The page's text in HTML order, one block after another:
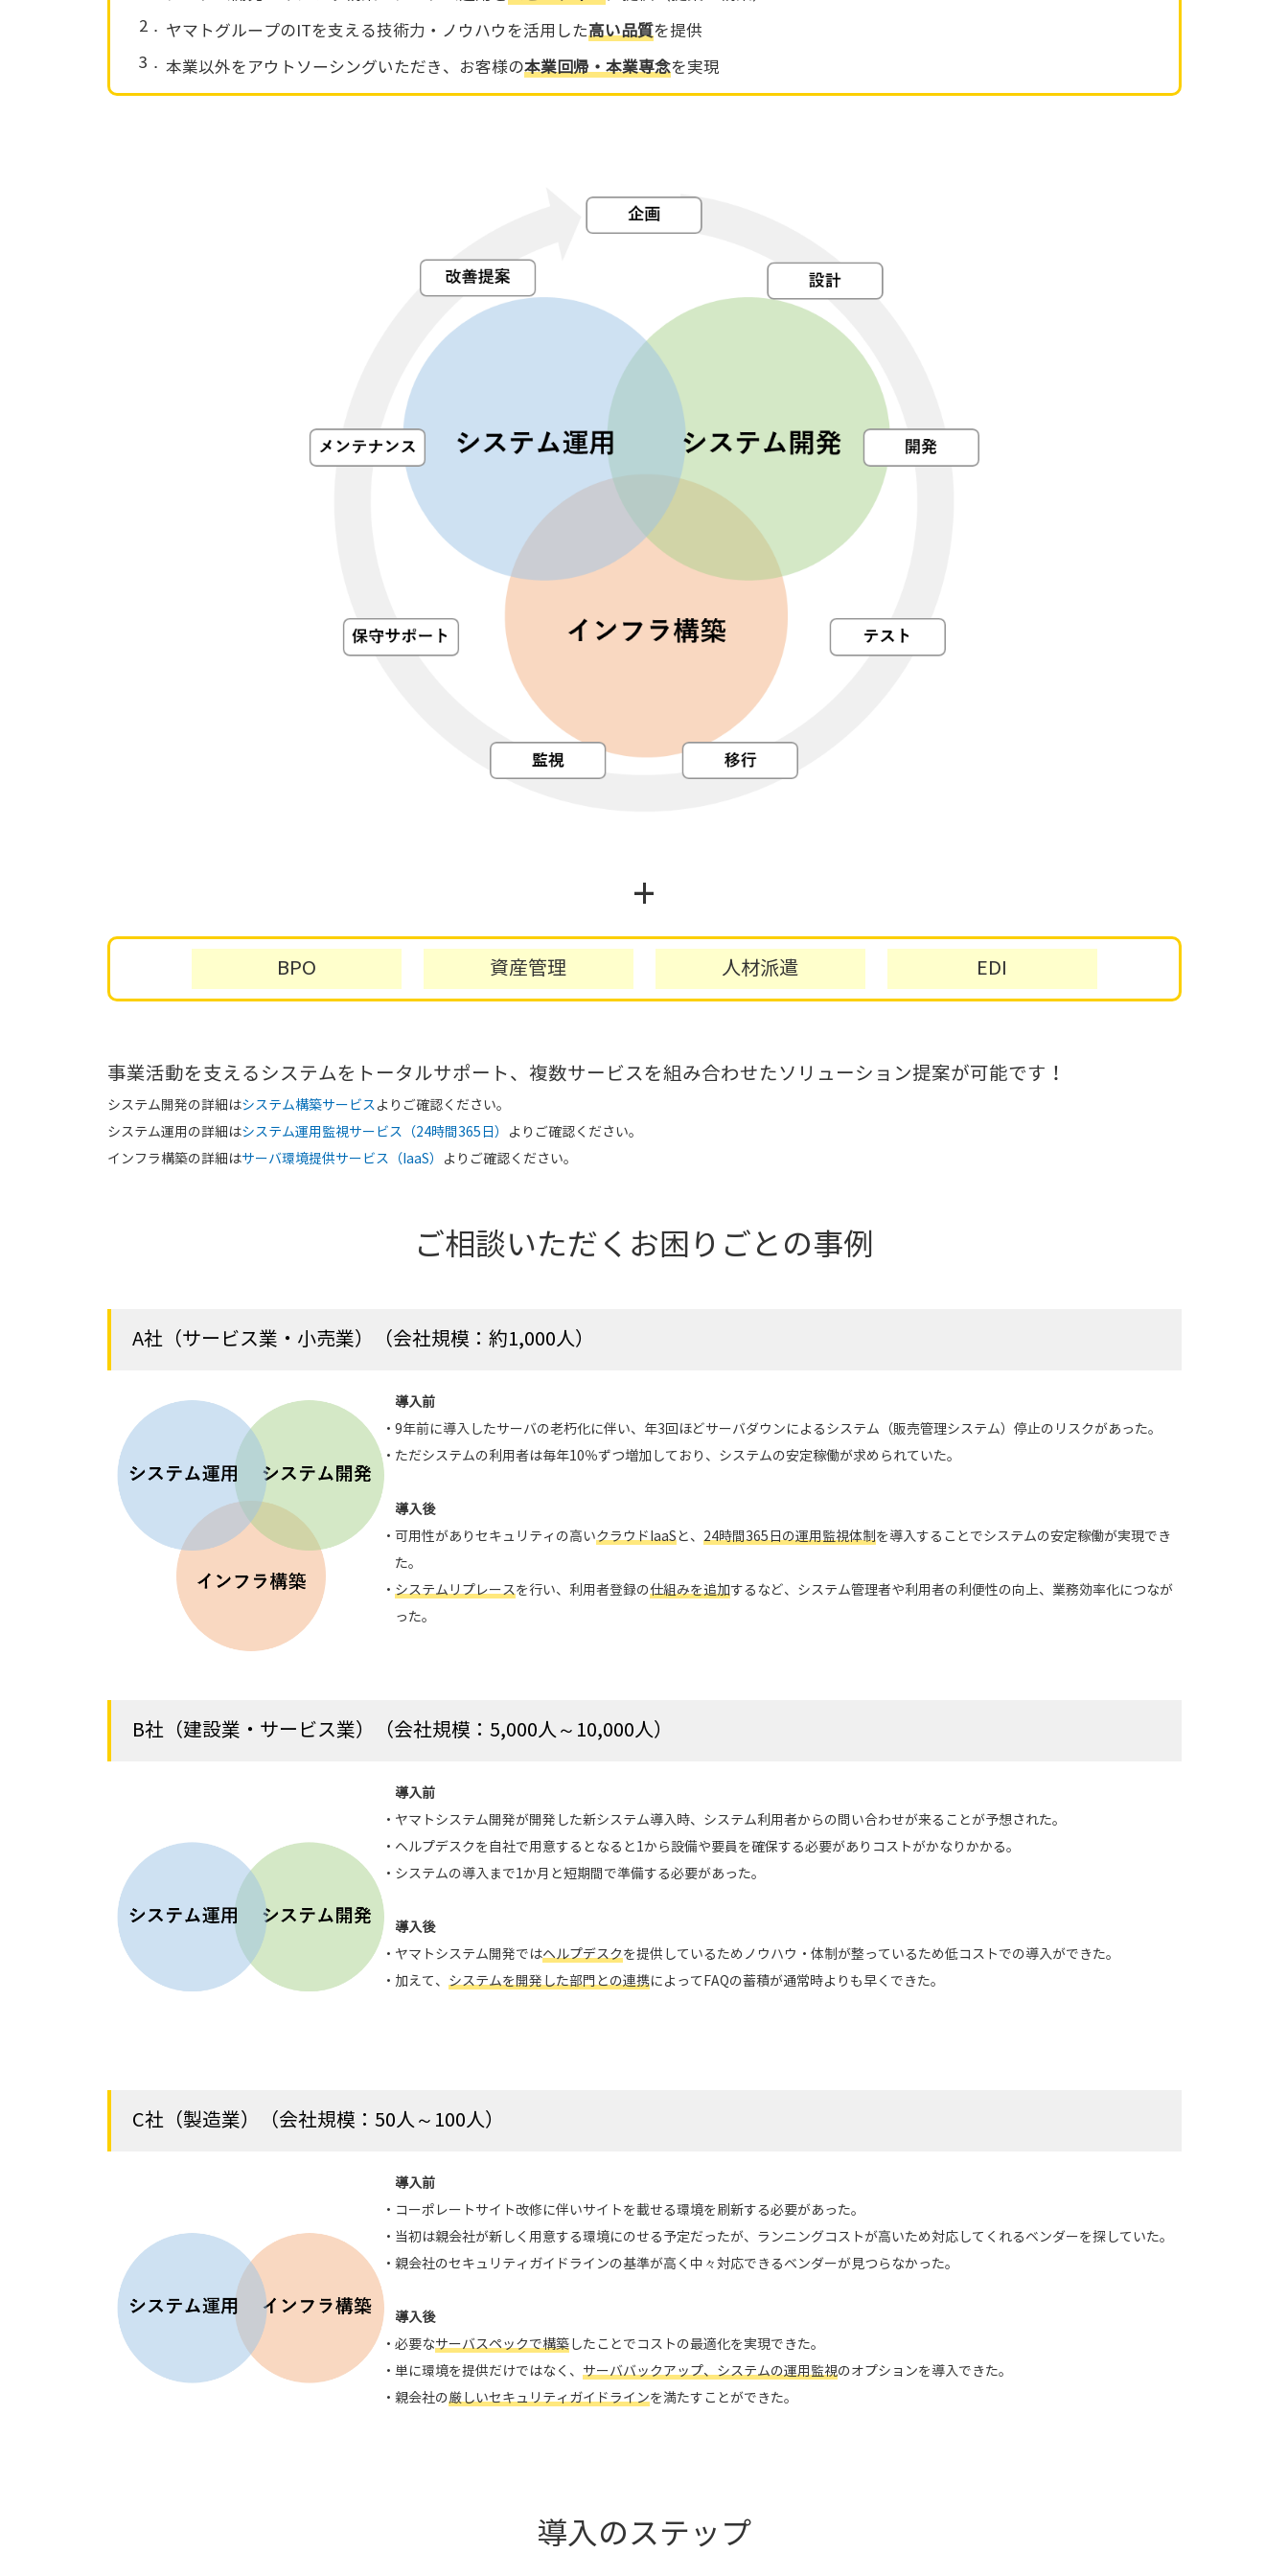
2． ヤマトグループのITを支える技術力・ノウハウを活用した高い品質を提供
3． 本業以外をアウトソーシングいただき、お客様の本業回帰・本業専念を実現
+
BPO 資産管理 人材派遣 EDI
事業活動を支えるシステムをトータルサポート、複数サービスを組み合わせたソリューション提案が可能です！
システム開発の詳細はシステム構築サービスよりご確認ください。
システム運用の詳細はシステム運用監視サービス（24時間365日）
よりご確認ください。
インフラ構築の詳細はサーバ環境提供サービス（IaaS） よりご確認ください。
ご相談いただくお困りごとの事例
A社（サービス業・小売業）（会社規模：約1,000人）
導入前
・9年前に導入したサーバの老朽化に伴い、年3回ほどサーバダウンによるシステム（販売管理システム）停止のリスクがあった。
・ただシステムの利用者は毎年10％ずつ増加しており、システムの安定稼働が求められていた。
導入後
・可用性がありセキュリティの高いクラウドIaaSと、 24時間365日の運用監視体制を導入することでシステムの安定稼働が実現でき
た。
・ システムリプレースを行い、利用者登録の仕組みを追加するなど、システム管理者や利用者の利便性の向上、業務効率化につなが
った。
B社（建設業・サービス業）（会社規模：5,000人～10,000人）
導入前
・ヤマトシステム開発が開発した新システム導入時、システム利用者からの問い合わせが来ることが予想された。
・ヘルプデスクを自社で用意するとなると1から設備や要員を確保する必要がありコストがかなりかかる。
・システムの導入まで1か月と短期間で準備する必要があった。
導入後
・ヤマトシステム開発ではヘルプデスクを提供しているためノウハウ・体制が整っているため低コストでの導入ができた。
・加えて、 システムを開発した部門との連携によってFAQの蓄積が通常時よりも早くできた。
C社（製造業）（会社規模：50人～100人）
導入前
・コーポレートサイト改修に伴いサイトを載せる環境を刷新する必要があった。
・当初は親会社が新しく用意する環境にのせる予定だったが、ランニングコストが高いため対応してくれるベンダーを探していた。
・親会社のセキュリティガイドラインの基準が高く中々対応できるベンダーが見つらなかった。
導入後
・必要なサーバスペックで構築したことでコストの最適化を実現できた。
・単に環境を提供だけではなく、 サーババックアップ、システムの運用監視のオプションを導入できた。
・親会社の厳しいセキュリティガイドラインを満たすことができた。
導入のステップ